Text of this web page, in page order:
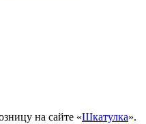
на сайте «Шкатулка».